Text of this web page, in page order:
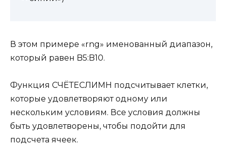
В этом примере «rng» именованный диапазон,
который равен B5:B10.
Функция СЧЁТЕСЛИМН подсчитывает клетки,
которые удовлетворяют одному или
нескольким условиям. Все условия должны
быть удовлетворены, чтобы подойти для
подсчета ячеек.